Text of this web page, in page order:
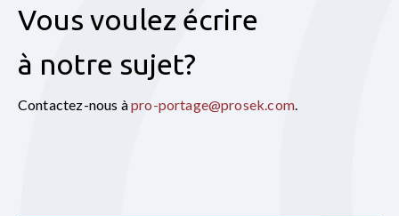
Vous voulez écrire
à notre sujet?
Contactez-nous àpro-portage@prosek.com.